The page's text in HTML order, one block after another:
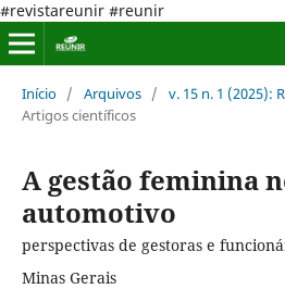
#revistareunir #reunir
Início / Arquivos / v. 15 n. 1 (2025):
Artigos científicos
A gestão feminina
automotivo
perspectivas de gestoras e
Minas Gerais